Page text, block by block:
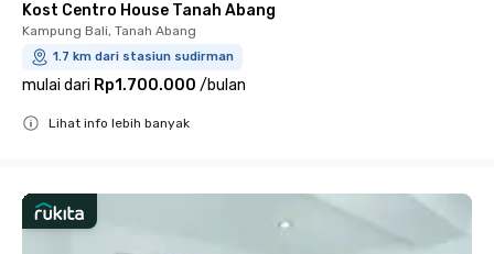
Kost Centro House Tanah Abang
Kampung Bali, Tanah Abang
1.7 km dari stasiun sudirman
mulai dari Rp1.700.000 /bulan
Lihat info lebih banyak